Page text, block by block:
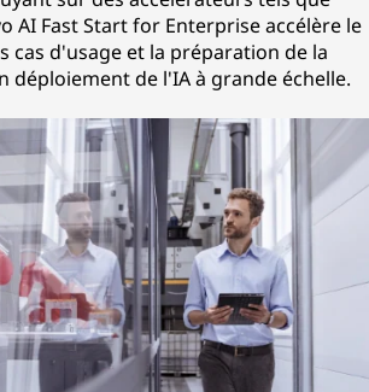
AI Fast Start for Enterprise accélère le
cas d'usage et la préparation de la
déploiement de l'IA à grande échelle.